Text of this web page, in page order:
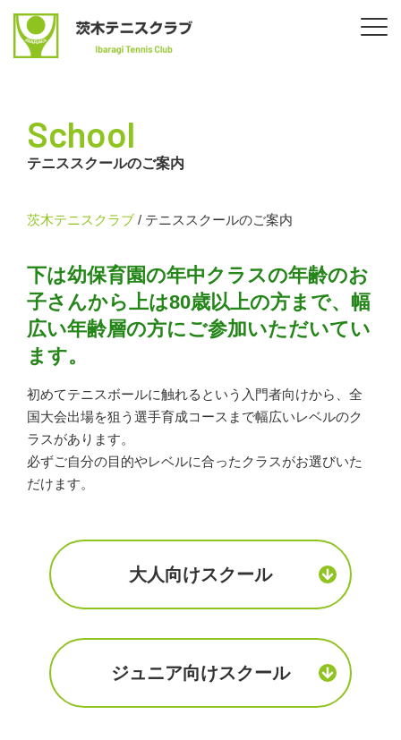
School
テニススクールのご案内
茨木テニスクラブ / テニススクールのご案内
下は幼保育園の年中クラスの年齢のお
子さんから上は80歳以上の方まで、 幅
広い年齢層の方にご参加いただいてい
ます。
初めてテニスボールに触れるという入門者向けから、全
国大会出場を狙う選手育成コースまで幅広いレベルのク
ラスがあります。
必ずご自分の目的やレベルに合ったクラスがお選びいた
だけます。
大人向けスクール
ジュニア向けスクール